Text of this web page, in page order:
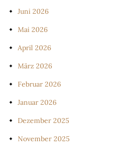
Juni 2026
Mai 2026
April 2026
März 2026
Februar 2026
Januar 2026
Dezember 2025
November 2025